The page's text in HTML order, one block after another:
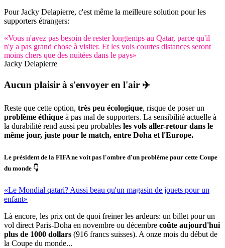
Pour Jacky Delapierre, c'est même la meilleure solution pour les
supporters étrangers:
«Vous n'avez pas besoin de rester longtemps au Qatar, parce qu'il
n'y a pas grand chose à visiter. Et les vols courtes distances seront
moins chers que des nuitées dans le pays»
Jacky Delapierre
Aucun plaisir à s'envoyer en l'air ✈️
Reste que cette option, très peu écologique, risque de poser un
problème éthique à pas mal de supporters. La sensibilité actuelle à
la durabilité rend aussi peu probables les vols aller-retour dans le
même jour, juste pour le match, entre Doha et l'Europe.
Le président de la FIFA ne voit pas l'ombre d'un problème pour cette Coupe
du monde 👇
«Le Mondial qatari? Aussi beau qu'un magasin de jouets pour un
enfant»
Là encore, les prix ont de quoi freiner les ardeurs: un billet pour un
vol direct Paris-Doha en novembre ou décembre coûte aujourd'hui
plus de 1000 dollars (916 francs suisses). A onze mois du début de
la Coupe du monde...